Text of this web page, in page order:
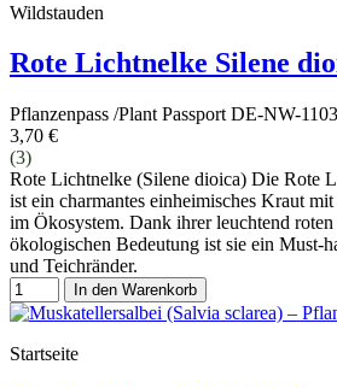
Wildstauden
Rote Lichtnelke Silene
Pflanzenpass /Plant Passport DE-NW-
3,70 €
(3)
Rote Lichtnelke (Silene dioica) Die Rote
ist ein charmantes einheimisches Kraut
im Ökosystem. Dank ihrer leuchtend
ökologischen Bedeutung ist sie ein Must-
und Teichränder.
In den Warenkorb
Startseite